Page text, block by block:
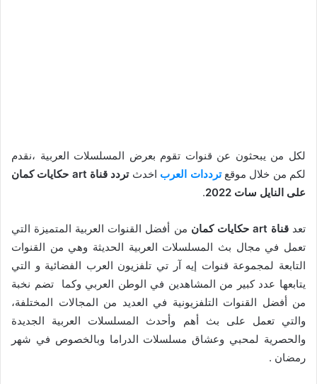
لكل من يبحثون عن قنوات تقوم بعرض المسلسلات العربية ،نقدم
لكم من خلال موقعترددات العرب اخدث
تردد قناة art حكايات كمان
على النايل سات 2022
.
تعدقناة art حكايات كمان
من أفضل القنوات العربية المتميزة التي
تعمل في مجال بث المسلسلات العربية الحديثة وهي من القنوات
التابعة لمجموعة قنوات إيه آر تي تلفزيون العرب الفضائية و التي
يتابعها عدد كبير من المشاهدين في الوطن العربي وكما تضم نخبة
من أفضل القنوات التلفزيونية في العديد من المجالات المختلفة،
والتي تعمل على بث أهم وأحدث المسلسلات العربية الجديدة
والحصرية لمحبي وعشاق مسلسلات الدراما وبالخصوص في شهر
رمضان .